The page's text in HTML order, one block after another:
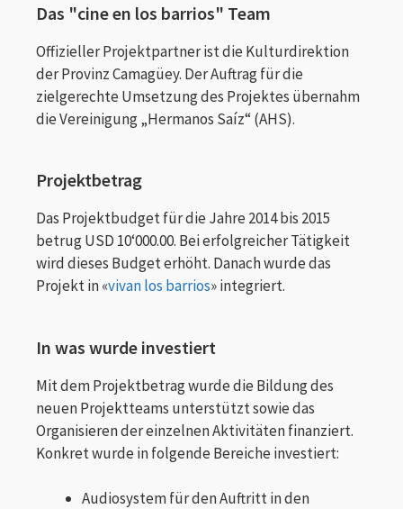
Das "cine en los barrios" Team
Offizieller Projektpartner ist die Kulturdirektion
der Provinz Camagüey. Der Auftrag für die
zielgerechte Umsetzung des Projektes übernahm
die Vereinigung „Hermanos Saíz“ (AHS).
Projektbetrag
Das Projektbudget für die Jahre 2014 bis 2015
betrug USD 10‘000.00. Bei erfolgreicher Tätigkeit
wird dieses Budget erhöht. Danach wurde das
Projekt in «vivan los barrios» integriert.
In was wurde investiert
Mit dem Projektbetrag wurde die Bildung des
neuen Projektteams unterstützt sowie das
Organisieren der einzelnen Aktivitäten finanziert.
Konkret wurde in folgende Bereiche investiert:
Audiosystem für den Auftritt in den